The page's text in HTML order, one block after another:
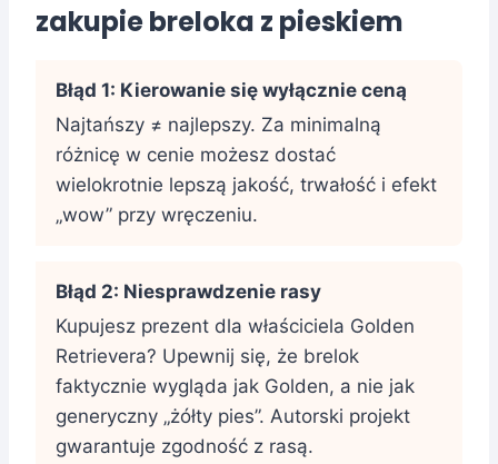
zakupie breloka z pieskiem
Błąd 1: Kierowanie się wyłącznie ceną
Najtańszy ≠ najlepszy. Za minimalną
różnicę w cenie możesz dostać
wielokrotnie lepszą jakość, trwałość i efekt
„wow” przy wręczeniu.
Błąd 2: Niesprawdzenie rasy
Kupujesz prezent dla właściciela Golden
Retrievera? Upewnij się, że brelok
faktycznie wygląda jak Golden, a nie jak
generyczny „żółty pies”. Autorski projekt
gwarantuje zgodność z rasą.